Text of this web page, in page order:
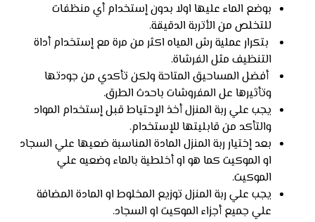
بوضع الماء عليها اولا بدون إستخدام أي منظفات
للتخلص من الأتربة الدقيقة.
بتكرار عملية رش المياه اكثر من مرة مع إستخدام أداة
التنظيف مثل الفرشاة.
أفضل المساحيق المتاحة ولكن تأكدي من جودتها
وتأثيرها عل المفروشات باحدث الطرق.
يجب علي ربة المنزل أخذ الإحتياط قبل إستخدام المواد
والتأكد من قابليتها للإستخدام.
بعد إختيار ربة المنزل المادة المناسبة ضعيها علي السجاد
او الموكيت كما هو او أخلطية بالماء وضعيه علي
الموكيت.
يجب علي ربة المنزل توزيع المخلوط او المادة المضافة
علي جميع أجزاء الموكيت او السجاد.